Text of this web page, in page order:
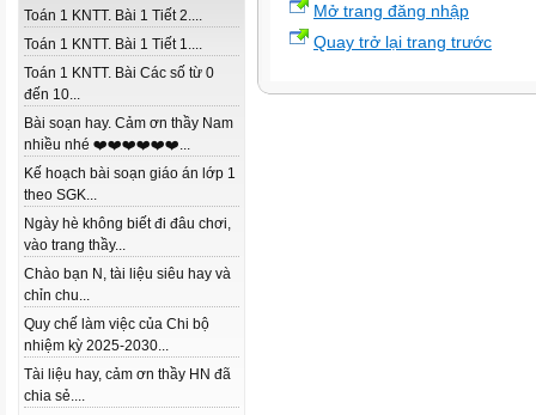
Toán 1 KNTT. Bài 1 Tiết 2....
Toán 1 KNTT. Bài 1 Tiết 1....
Toán 1 KNTT. Bài Các số từ 0
đến 10...
Bài soạn hay. Cảm ơn thầy Nam
nhiều nhé ❤️❤️❤️❤️❤️❤️...
Kế hoạch bài soạn giáo án lớp 1
theo SGK...
Ngày hè không biết đi đâu chơi,
vào trang thầy...
Chào bạn N, tài liệu siêu hay và
chỉn chu...
Quy chế làm việc của Chi bộ
nhiệm kỳ 2025-2030...
Tài liệu hay, cảm ơn thầy HN đã
chia sẻ....
Mở trang đăng nhập
Quay trở lại trang trước